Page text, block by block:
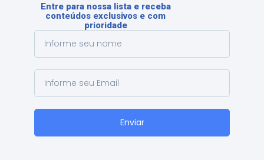
Enviar
Entre para nossa lista e receba
conteúdos exclusivos e com
prioridade